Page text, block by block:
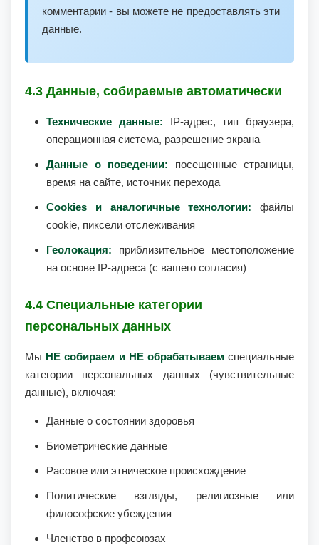
комментарии - вы можете не предоставлять эти
данные.
4.3 Данные, собираемые автоматически
Технические данные: IP-адрес, тип браузера,
операционная система, разрешение экрана
Данные о поведении: посещенные страницы,
время на сайте, источник перехода
Cookies и аналогичные технологии: файлы
cookie, пиксели отслеживания
Геолокация: приблизительное местоположение
на основе IP-адреса (с вашего согласия)
4.4 Специальные категории
персональных данных
Мы НЕ собираем и НЕ обрабатываем специальные
категории персональных данных (чувствительные
данные), включая:
Данные о состоянии здоровья
Биометрические данные
Расовое или этническое происхождение
Политические взгляды, религиозные или
философские убеждения
Членство в профсоюзах